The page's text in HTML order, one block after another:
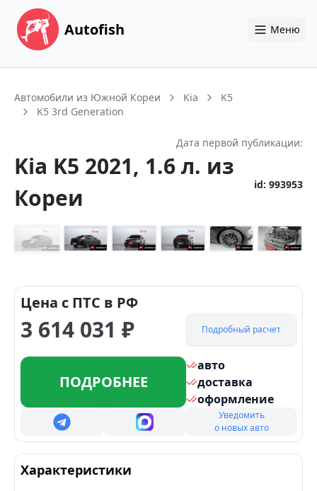
Autofish Меню
Автомобили из Южной Кореи Kia
K5
K5 3rd Generation
Дата первой публикации:
Kia K5 2021, 1.6 л. из
Кореи
id: 993953
Цена с ПТС в РФ
3 614 031 ₽ Подробный расчет
ПОДРОБНЕЕ
авто
доставка
оформление
Уведомить
о новых авто
Характеристики